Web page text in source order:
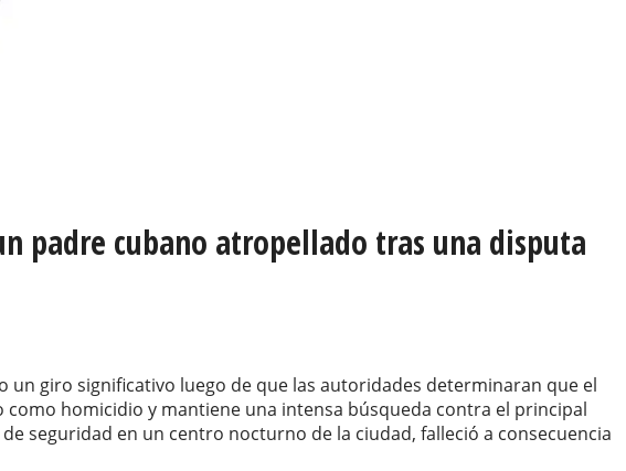
padre cubano atropellado tras una disputa
un giro significativo luego de que las autoridades determinaran que el
homicidio y mantiene una intensa búsqueda contra el principal
seguridad en un centro nocturno de la ciudad, falleció a consecuencia